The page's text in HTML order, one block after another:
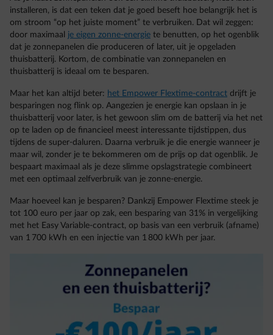
installeren, is dat een teken dat je goed beseft hoe belangrijk het is
om stroom “op het juiste moment” te verbruiken. Dat wil zeggen:
door maximaal je eigen zonne-energie te benutten, op het ogenblik
dat je zonnepanelen die produceren of later, uit je opgeladen
thuisbatterij. Kortom, de combinatie van zonnepanelen en
thuisbatterij is ideaal om te besparen.
Maar het kan altijd beter: het Empower Flextime-contract drijft je
besparingen nog flink op. Aangezien je energie kan opslaan in je
thuisbatterij voor later, is het gewoon slim om de batterij via het net
op te laden op de financieel meest interessante tijdstippen, dus
tijdens de super-daluren. Daarna verbruik je die energie wanneer je
maar wil, zonder je te bekommeren om de prijs op dat ogenblik. Je
bespaart maximaal als je deze slimme opslagstrategie combineert
met een optimaal zelfverbruik van je zonne-energie.
Maar hoeveel kan je besparen? Dankzij Empower Flextime steek je
tot 100 euro per jaar op zak, een besparing van 31% in vergelijking
met het Easy Variable-contract, op basis van een verbruik (afname)
van 1 700 kWh en een injectie van 1 800 kWh per jaar.